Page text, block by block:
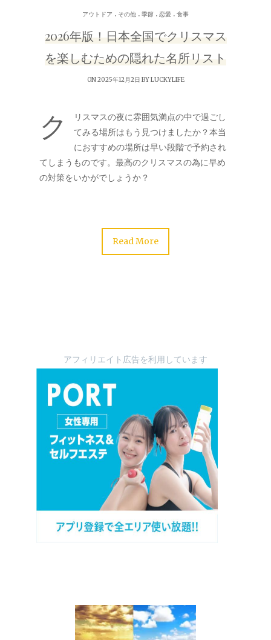
アウトドア . その他 . 季節 . 恋愛 . 食事
2026年版！日本全国でクリスマス
を楽しむための隠れた名所リスト
ON 2025年12月2日 BYLUCKYLIFE
ク
リスマスの夜に雰囲気満点の中で過ごし
てみる場所はもう見つけましたか？本当
におすすめの場所は早い段階で予約され
てしまうものです。最高のクリスマスの為に早め
の対策をいかがでしょうか？
Read More
アフィリエイト広告を利用しています